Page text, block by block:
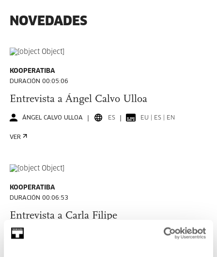
NOVEDADES
KOOPERATIBA
DURACIÓN 00:05:06
Entrevista a Ángel Calvo Ulloa
ÁNGEL CALVO ULLOA ES EU | ES | EN
VER
KOOPERATIBA
DURACIÓN 00:06:53
Entrevista a Carla Filipe
CARLA FILIPE EU | ES | EN | PT